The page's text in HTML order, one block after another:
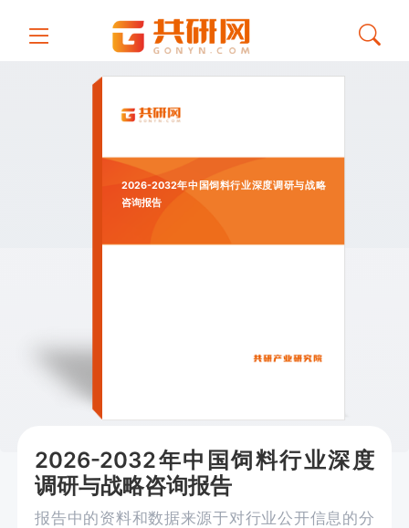
2026-2032年中国饲料行业深度调研与战略
咨询报告
2026-2032年中国饲料行业深度
调研与战略咨询报告
报告中的资料和数据来源于对行业公开信息的分